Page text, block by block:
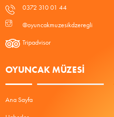
0372 310 01 44
@oyuncakmuzesikdzeregli
Tripadvisor
OYUNCAK MÜZESİ
Ana Sayfa